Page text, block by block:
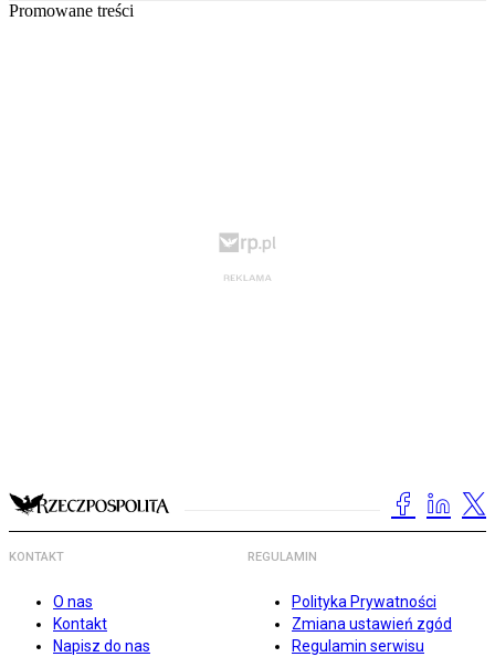
Promowane treści
KONTAKT
O nas
Kontakt
Napisz do nas
REGULAMIN
Polityka Prywatności
Zmiana ustawień zgód
Regulamin serwisu